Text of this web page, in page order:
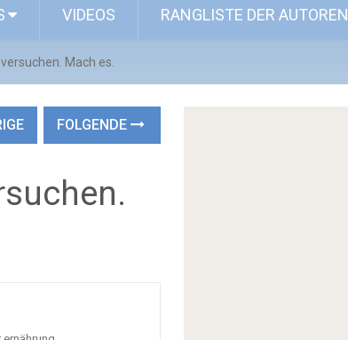
VIDEOS RANGLISTE DER AUTOREN
Mach es.
FOLGENDE